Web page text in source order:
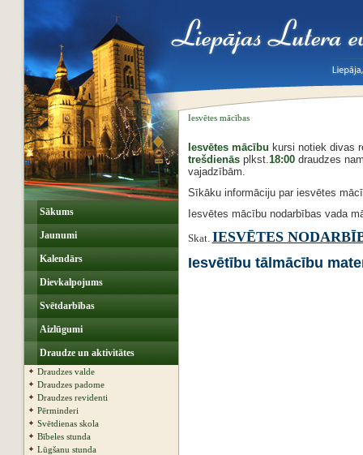
Sākums
Jaunumi
Kalendārs
Dievkalpojums
Svētdarbības
Aizlūgumi
Draudze un aktivitātes
Draudzes valde
Draudzes padome
Draudzes revidenti
Pērminderi
Svētdienas skola
Bībeles stunda
Lūgšanu stunda
Iesvētes mācības
Iesvētes mācību kursi notiek divas
trešdienāsplkst.18:00 draudzes
vajadzībām.
Sīkāku informāciju par iesvētes
Iesvētes mācību nodarbības vada
Skat. IESVĒTES
Iesvētību tālmācību